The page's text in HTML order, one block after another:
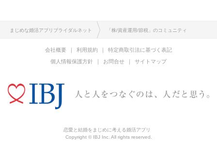
まじめな婚活アプリブライダルネット 「株/資産運用/節税」のコミュニティ
会社概要 利用規約
特定商取引法に基づく表記
個人情報保護方針
お問合せ サイトマップ
恋愛と結婚をまじめに考える婚活アプリ
Copyright © IBJ Inc. All rights reserved.